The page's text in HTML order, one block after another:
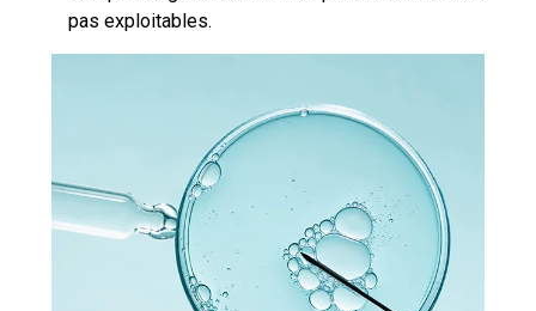
pas exploitables.